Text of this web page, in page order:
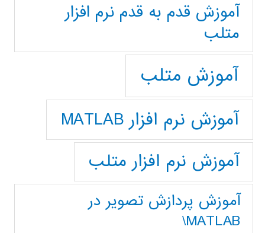
آموزش قدم به قدم نرم افزار
متلب
آموزش متلب
آموزش نرم افزار MATLAB
آموزش نرم افزار متلب
آموزش پردازش تصوير در
MATLAB\